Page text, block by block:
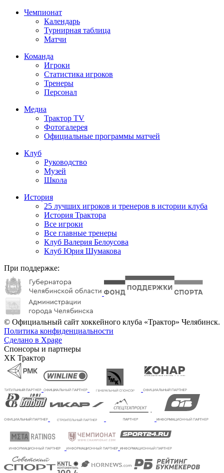
Чемпионат
Календарь
Турнирная таблица
Матчи
Команда
Игроки
Статистика игроков
Тренеры
Персонал
Медиа
Трактор TV
Фотогалерея
Официальные программы матчей
Клуб
Руководство
Музей
Школа
История
25 лучших игроков и тренеров в истории клуба
История Трактора
Все игроки
Все главные тренеры
Клуб Валерия Белоусова
Клуб Юрия Шумакова
При поддержке:
© Официальный сайт хоккейного клуба «Трактор» Челябинск.
Политика конфиденциальности
Сделано в Xpage
Спонсоры и партнеры
ХК Трактор